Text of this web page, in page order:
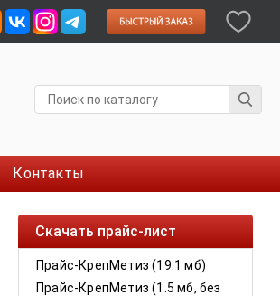
Контакты
Скачать прайс-лист
Прайс-КрепМетиз (19.1 мб)
Прайс-КрепМетиз (1.5 мб, без